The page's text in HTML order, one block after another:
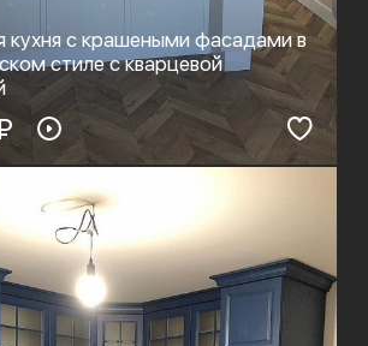
кухня с крашеными фасадами в
стиле с кварцевой